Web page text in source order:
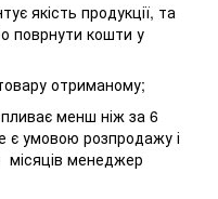
якість продукції, та
поврнути кошти у
отриманому;
менш ніж за 6
є умовою розпродажу і
менеджер